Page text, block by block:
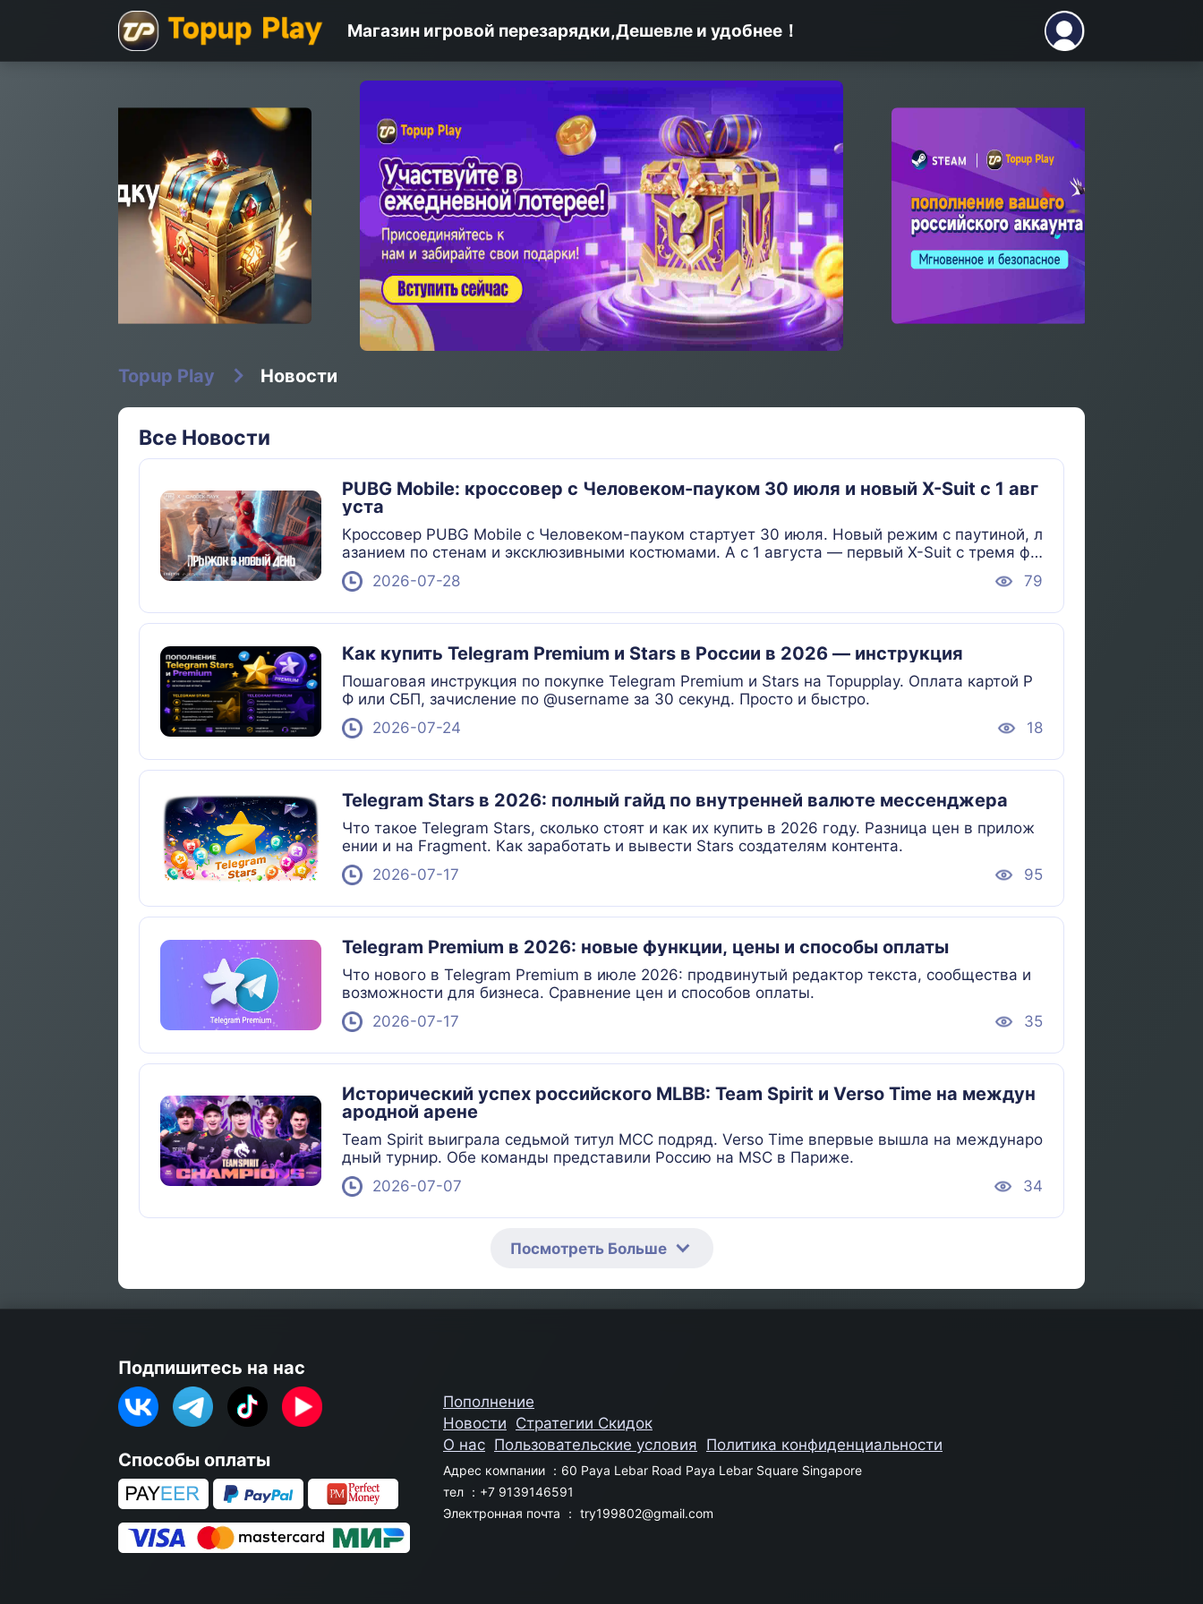
Магазин игровой перезарядки,Дешевле и удобнее！
Topup Play Новости
Все Новости
PUBG Mobile: кроссовер с Человеком-пауком 30 июля и новый X-Suit с 1 авг
уста
Кроссовер PUBG Mobile с Человеком-пауком стартует 30 июля. Новый режим с паутиной, л
азанием по стенам и эксклюзивными костюмами. А с 1 августа — первый X-Suit с тремя фо
рмами Druvaen. Подготовка UC для доната в Пабг Мобайл.
2026-07-28 79
Как купить Telegram Premium и Stars в России в 2026 — инструкция
Пошаговая инструкция по покупке Telegram Premium и Stars на Topupplay. Оплата картой Р
Ф или СБП, зачисление по @username за 30 секунд. Просто и быстро.
2026-07-24
18
Telegram Stars в 2026: полный гайд по внутренней валюте мессенджера
Что такое Telegram Stars, сколько стоят и как их купить в 2026 году. Разница цен в прилож
ении и на Fragment. Как заработать и вывести Stars создателям контента.
2026-07-17
95
Telegram Premium в 2026: новые функции, цены и способы оплаты
Что нового в Telegram Premium в июле 2026: продвинутый редактор текста, сообщества и
возможности для бизнеса. Сравнение цен и способов оплаты.
2026-07-17
35
Исторический успех российского MLBB: Team Spirit и Verso Time на междун
ародной арене
Team Spirit выиграла седьмой титул MCC подряд. Verso Time впервые вышла на междунаро
дный турнир. Обе команды представили Россию на MSC в Париже.
2026-07-07
34
Посмотреть Больше
Подпишитесь на нас
Способы оплаты
Пополнение
Новости Стратегии Скидок
О нас Пользовательские условия Политика конфиденциальности
Адрес компании ：60 Paya Lebar Road Paya Lebar Square Singapore
тел ：+7 9139146591
Электронная почта ： try199802@gmail.com